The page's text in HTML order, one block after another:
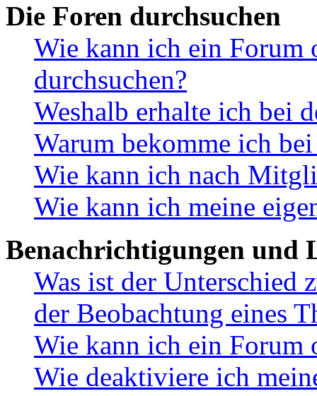
Die Foren durchsuchen
Wie kann ich ein Forum
durchsuchen?
Weshalb erhalte ich bei
Warum bekomme ich
Wie kann ich nach
Wie kann ich meine
Benachrichtigungen und
Was ist der Unterschied
der Beobachtung eines
Wie kann ich ein Forum
Wie deaktiviere ich